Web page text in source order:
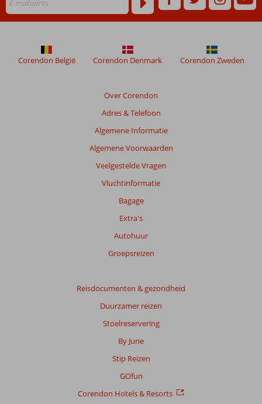
Inclusive
Over Corendon
Adres & Telefoon
Algemene Informatie
Algemene Voorwaarden
Veelgestelde Vragen
Vluchtinformatie
Bagage
Extra's
Autohuur
Groepsreizen
Reisdocumenten & gezondheid
Duurzamer reizen
Stoelreservering
By June
Stip Reizen
GOfun
Corendon Hotels & Resorts
Corendon België Corendon Denmark Corendon Zweden